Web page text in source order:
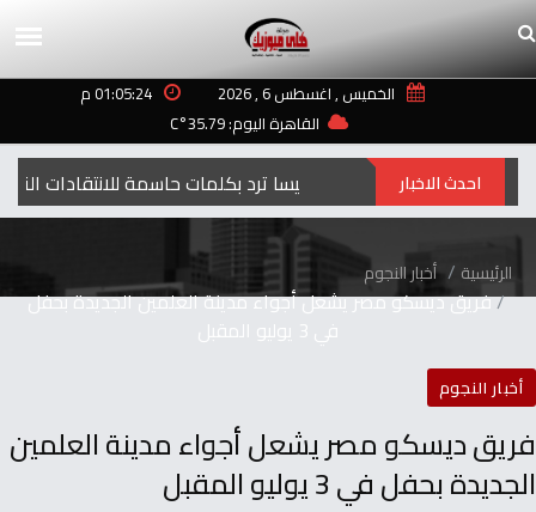
الخميس , اغسطس 6 , 2026
01:05:24 م
القاهرة اليوم: 35.79°C
احدث الاخبار
الرئيسية أخبار النجوم
فريق ديسكو مصر يشعل أجواء مدينة العلمين الجديدة بحفل
في 3 يوليو المقبل
أخبار النجوم
فريق ديسكو مصر يشعل أجواء مدينة العلمين
الجديدة بحفل في 3 يوليو المقبل